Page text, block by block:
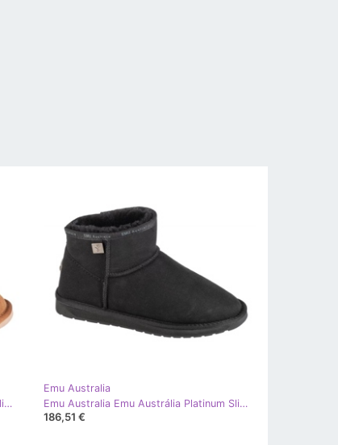
Emu Australia Emu Austrália Platinum Slim Darling WP11875-CHES marrom
Emu Australia
Emu Australia Emu Austrália Platinum Slim Darling WP11875-BLAK Shoes preto
186,51 €